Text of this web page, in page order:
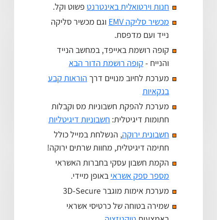
חנות וירטואלית באינטרנט פשוט וקל.
מכשיר סליקה EMV
וגם מכשיר סליקה
נייד ועם מדפסת.
קופה רושמת באייפד, במחשב הנייד
והנייח - קופה רושמת הדור הבא
מערכת לחיוב מנויים דרך הוראות קבע
בנקאיות
מערכת להפקת חשבוניות מס וקבלות
חתומות דיגיטלית: חשבוניות דיגיטליות
חשבונית ירוקה, הנשלחת במייל כולל
חתימה דיגיטלית, מחוות שרתים ירוקה!
הקמת חשבון עסקי בחברות האשראי
מספר ספק אשראי באופן מיידי.
מערכת אימות מוגבר 3D-Secure
שמירה בטוחה של כרטיסי אשראי